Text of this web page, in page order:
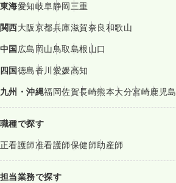
東海愛知岐阜静岡三重
関西大阪京都兵庫滋賀奈良和歌山
中国広島岡山鳥取島根山口
四国徳島香川愛媛高知
九州・沖縄福岡佐賀長崎熊本大分宮崎鹿児島
職種で探す
正看護師准看護師保健師助産師
担当業務で探す